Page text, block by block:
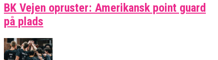
BK Vejen opruster: Amerikansk point guard
på plads